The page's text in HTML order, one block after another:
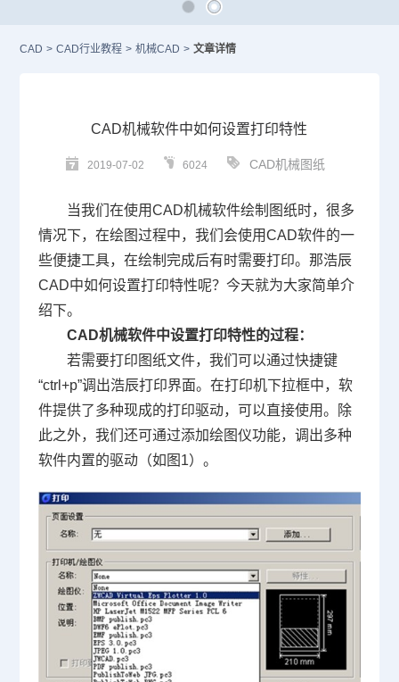
CAD > CAD行业教程 > 机械CAD > 文章详情
CAD机械软件中如何设置打印特性
2019-07-02 6024 CAD机械图纸
当我们在使用CAD机械软件绘制图纸时，很多
情况下，在绘图过程中，我们会使用CAD软件的一
些便捷工具，在绘制完成后有时需要打印。那浩辰
CAD中如何设置打印特性呢？今天就为大家简单介
绍下。
CAD机械软件中设置打印特性的过程：
若需要打印图纸文件，我们可以通过快捷键
“ctrl+p”调出浩辰打印界面。在打印机下拉框中，软
件提供了多种现成的打印驱动，可以直接使用。除
此之外，我们还可通过添加绘图仪功能，调出多种
软件内置的驱动（如图 1）。